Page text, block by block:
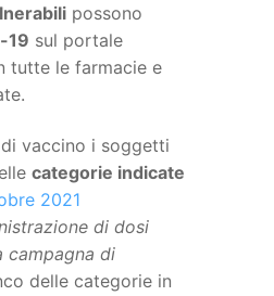
possono
19 sul portale
tutte le farmacie e
vaccino i soggetti
categorie indicate
2021
di dosi
campagna di
delle categorie in